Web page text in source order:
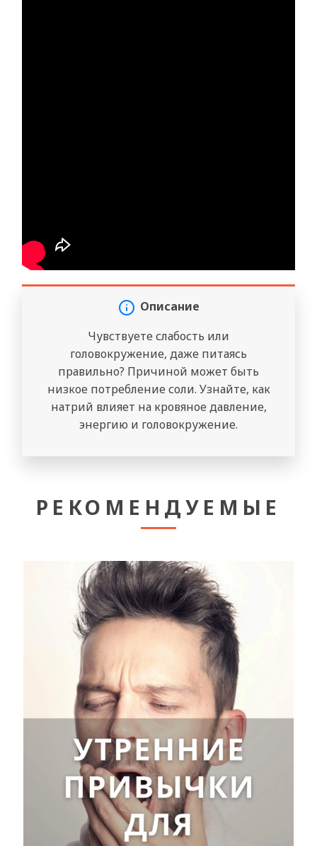
Описание
Чувствуете слабость или
головокружение, даже питаясь
правильно? Причиной может быть
низкое потребление соли. Узнайте, как
натрий влияет на кровяное давление,
энергию и головокружение.
РЕКОМЕНДУЕМЫЕ